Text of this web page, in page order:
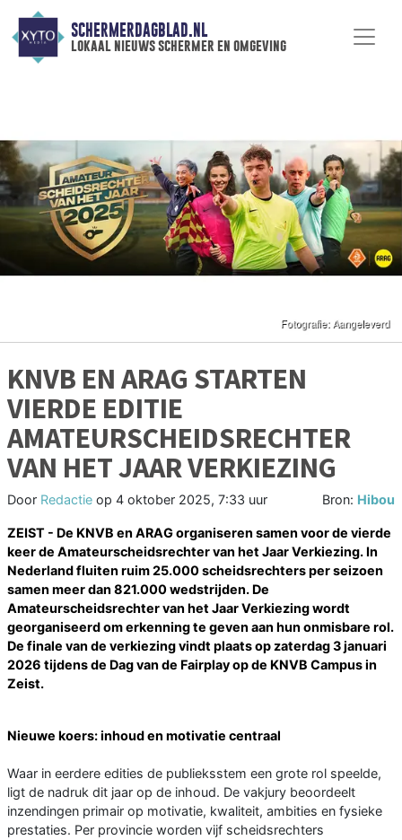
SCHERMERDAGBLAD.NL
lokaal nieuws schermer en omgeving
KNVB EN ARAG STARTEN
VIERDE EDITIE
AMATEURSCHEIDSRECHTER
VAN HET JAAR VERKIEZING
Door Redactie op 4 oktober 2025, 7:33 uur Bron: Hibou
ZEIST - De KNVB en ARAG organiseren samen voor de vierde
keer de Amateurscheidsrechter van het Jaar Verkiezing. In
Nederland fluiten ruim 25.000 scheidsrechters per seizoen
samen meer dan 821.000 wedstrijden. De
Amateurscheidsrechter van het Jaar Verkiezing wordt
georganiseerd om erkenning te geven aan hun onmisbare rol.
De finale van de verkiezing vindt plaats op zaterdag 3 januari
2026 tijdens de Dag van de Fairplay op de KNVB Campus in
Zeist.
Nieuwe koers: inhoud en motivatie centraal
Waar in eerdere edities de publieksstem een grote rol speelde,
ligt de nadruk dit jaar op de inhoud. De vakjury beoordeelt
inzendingen primair op motivatie, kwaliteit, ambities en fysieke
prestaties. Per provincie worden vijf scheidsrechters